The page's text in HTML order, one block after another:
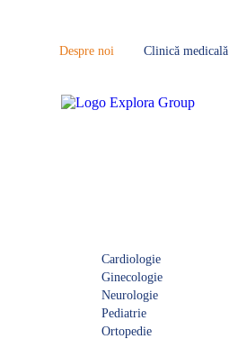
Despre noi Clinică medicală
Cardiologie
Ginecologie
Neurologie
Pediatrie
Ortopedie